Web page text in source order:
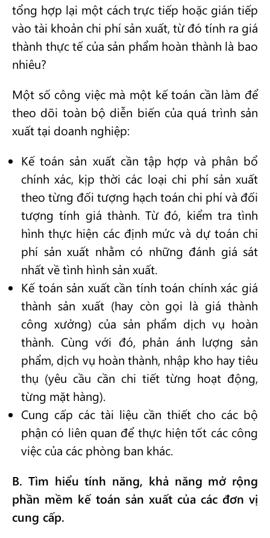
tổng hợp lại một cách trực tiếp hoặc gián tiếp
vào tài khoản chi phí sản xuất, từ đó tính ra giá
thành thực tế của sản phẩm hoàn thành là bao
nhiêu?
Một số công việc mà một kế toán cần làm để
theo dõi toàn bộ diễn biến của quá trình sản
xuất tại doanh nghiệp:
Kế toán sản xuất cần tập hợp và phân bổ
chính xác, kịp thời các loại chi phí sản xuất
theo từng đối tượng hạch toán chi phí và đối
tượng tính giá thành. Từ đó, kiểm tra tình
hình thực hiện các định mức và dự toán chi
phí sản xuất nhằm có những đánh giá sát
nhất về tình hình sản xuất.
Kế toán sản xuất cần tính toán chính xác giá
thành sản xuất (hay còn gọi là giá thành
công xưởng) của sản phẩm dịch vụ hoàn
thành. Cùng với đó, phản ánh lượng sản
phẩm, dịch vụ hoàn thành, nhập kho hay tiêu
thụ (yêu cầu cần chi tiết từng hoạt động,
từng mặt hàng).
Cung cấp các tài liệu cần thiết cho các bộ
phận có liên quan để thực hiện tốt các công
việc của các phòng ban khác.
B. Tìm hiểu tính năng, khả năng mở rộng
phần mềm kế toán sản xuất của các đơn vị
cung cấp.